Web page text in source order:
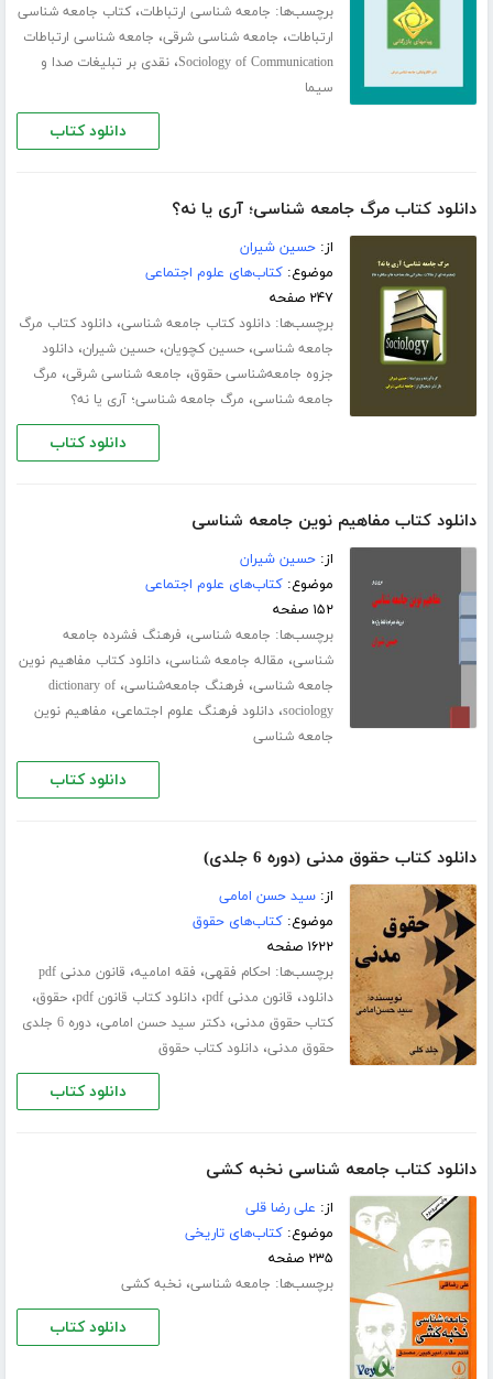
برچسب‌ها: جامعه شناسی ارتباطات،کتاب جامعه شناسی
ارتباطات، جامعه شناسی شرقی، جامعه شناسی ارتباطات
Sociology of Communication،نقدی بر تبلیغات صدا و
سیما
دانلود کتاب
دانلود کتاب مرگ جامعه شناسی؛ آری یا نه؟
از:حسین شیران
موضوع:کتاب‌های علوم اجتماعی
۲۴۷ صفحه
برچسب‌ها:دانلود کتاب جامعه‌ شناسی،دانلود کتاب مرگ
جامعه شناسی،حسین کچویان،حسین شیران،دانلود
جزوه جامعه‌شناسی حقوق، جامعه شناسی شرقی، مرگ
جامعه شناسی، مرگ جامعه شناسی؛ آری یا نه؟
دانلود کتاب
دانلود کتاب مفاهیم نوین جامعه شناسی
از:حسین شیران
موضوع:کتاب‌های علوم اجتماعی
۱۵۲ صفحه
برچسب‌ها: جامعه شناسی، فرهنگ فشرده جامعه
شناسی، مقاله جامعه شناسی،دانلود کتاب مفاهیم نوین
جامعه شناسی، فرهنگ جامعه‌شناسی،dictionary of
sociology،دانلود فرهنگ علوم اجتماعی، مفاهیم نوین
جامعه شناسی
دانلود کتاب
دانلود کتاب حقوق مدنی (دوره 6 جلدی)
از:سید حسن امامی
موضوع:کتاب‌های حقوق
۱۶۲۲ صفحه
برچسب‌ها: احکام فقهی، فقه امامیه،
قانون مدنی pdf
دانلود، قانون مدنی pdf ،دانلود کتاب قانون pdf ،حقوق،
کتاب حقوق مدنی،دکتر سید حسن امامی،
دوره 6 جلدی
حقوق مدنی،دانلود کتاب حقوق
دانلود کتاب
دانلود کتاب جامعه شناسی نخبه کشی
از: علی رضا قلی
موضوع:کتاب‌های تاریخی
۲۳۵ صفحه
برچسب‌ها: جامعه شناسی،نخبه کشی
دانلود کتاب